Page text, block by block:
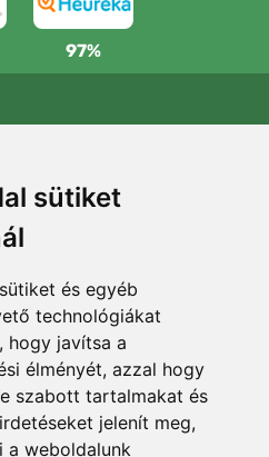
sütiket
és egyéb
technológiákat
hogy javítsa a
élményét, azzal hogy
szabott tartalmakat és
jelenít meg,
a weboldalunk
97%
összeg felett: 80 EUR
visszaküldés
bármikor visszaküldheti vagy
ot
ültetünk egy fát! Bővebben